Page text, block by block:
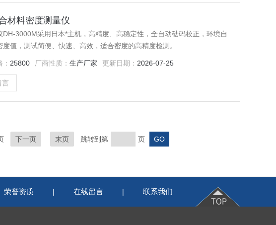
材料密度测量仪
DH-3000M采用日本*主机，高精度、高稳定性，全自动砝码校正，环境自
值，测试简便、快速、高效，适合密度的高精度检测。
25800 厂商性质：生产厂家 更新日期： 2026-07-25
言
下一页 末页 跳转到第 页
荣誉资质 | 在线留言 | 联系我们